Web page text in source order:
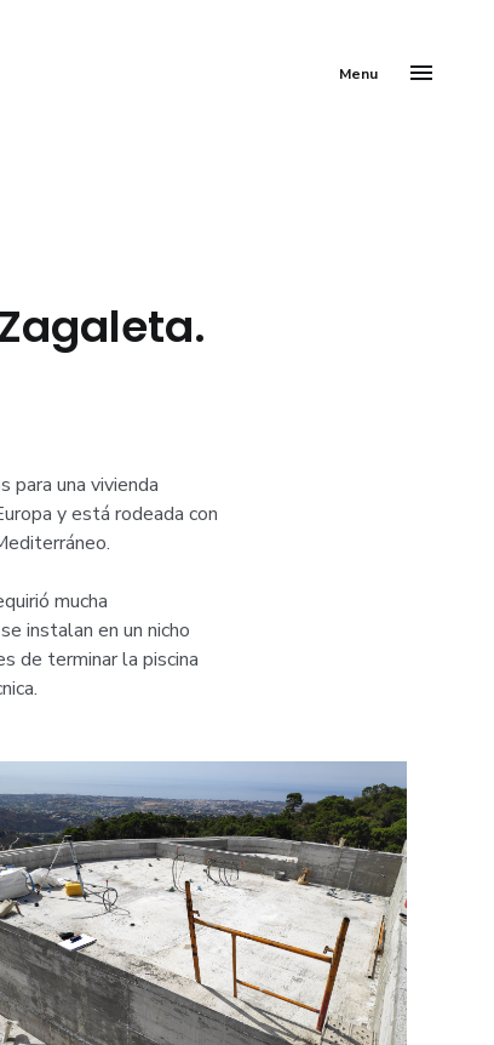
Menu
para una vivienda
y está rodeada con
mucha
instalan en un nicho
de terminar la piscina